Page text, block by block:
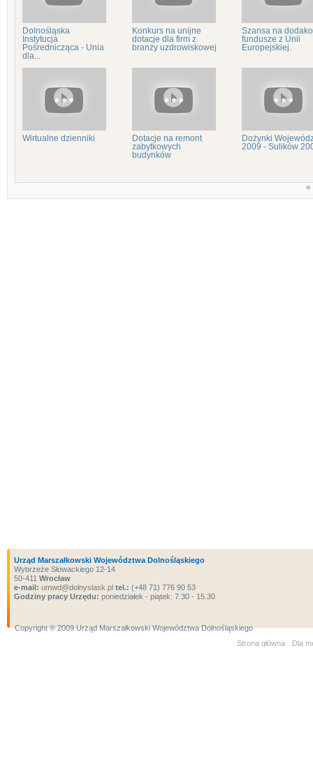
Dolnośląska
Instytucja
Pośrednicząca - Unia
dla...
Konkurs na unijne
dotacje dla firm z
branży uzdrowiskowej
Szansa na
fundusze z Unii
Europejskiej.
Wirtualne dzienniki
Dotacje na remont
zabytkowych
budynków
Dożynki
2009 - Sulików
«
Urząd Marszałkowski Województwa Dolnośląskiego
Wybrzeże Słowackiego 12-14
50-411 Wrocław
e-mail: umwd@dolnyslask.pl tel.: (+48 71) 776 90 53
Godziny pracy Urzędu: poniedziałek - piątek: 7.30 - 15.30
Copyright ® 2009 Urząd Marszałkowski Województwa Dolnośląskiego
Strona główna
Dla